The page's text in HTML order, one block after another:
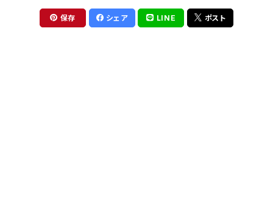
保存 シェア LINE ポスト